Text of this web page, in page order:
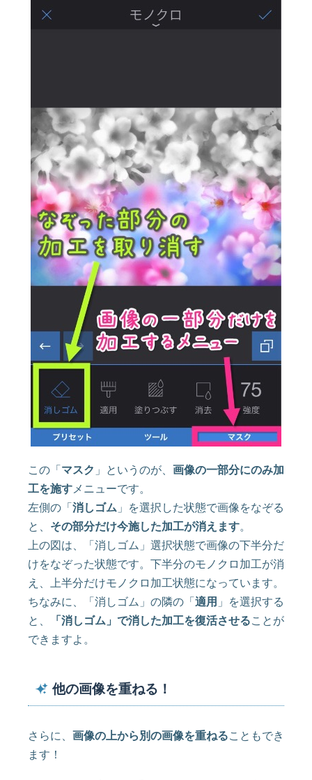
この「 マスク 」というのが、 画像の一部分にのみ加
工を施す メニューです。
左側の「 消しゴム 」を選択した状態で画像をなぞる
と、 その部分だけ今施した加工が消えます。
上の図は、「消しゴム」選択状態で画像の下半分だ
けをなぞった状態です。下半分のモノクロ加工が消
え、上半分だけモノクロ加工状態になっています。
ちなみに、「消しゴム」の隣の「 適用 」を選択する
と、
「消しゴム」で消した加工を復活させることが
できますよ。
他の画像を重ねる！
さらに、 画像の上から別の画像を重ねることもでき
ます！